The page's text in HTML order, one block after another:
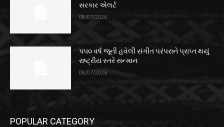
સરકાર એલર્ટ
08/07/2026
૫૫૦ વર્ષ જૂની હવેલી સંગીત પરંપરાને પ્રાપ્ત થયું
રાષ્ટ્રીય સ્તરે સન્માન
08/07/2026
POPULAR CATEGORY